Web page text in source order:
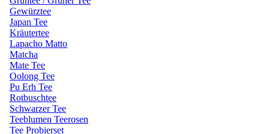
Gewürztee
Japan Tee
Kräutertee
Lapacho Matto
Matcha
Mate Tee
Oolong Tee
Pu Erh Tee
Rotbuschtee
Schwarzer Tee
Teeblumen Teerosen
Tee Probierset